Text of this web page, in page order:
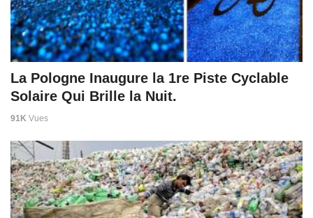
La Pologne Inaugure la 1re Piste Cyclable
Solaire Qui Brille la Nuit.
91K Vues